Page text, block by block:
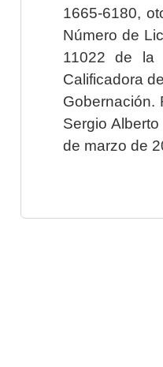
1665-6180,
Número de
11022 de la
Calificadora
Gobernación.
Sergio
de marzo de